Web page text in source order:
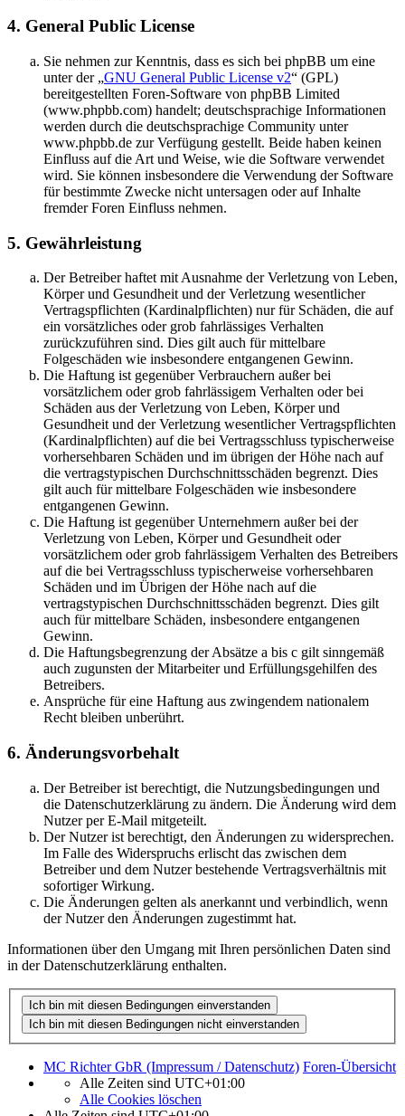
4. General Public License
Sie nehmen zur Kenntnis, dass es sich bei phpBB um eine
unter der „GNU General Public License v2“ (GPL)
bereitgestellten Foren-Software von phpBB Limited
(www.phpbb.com) handelt; deutschsprachige Informationen
werden durch die deutschsprachige Community unter
www.phpbb.de zur Verfügung gestellt. Beide haben keinen
Einfluss auf die Art und Weise, wie die Software verwendet
wird. Sie können insbesondere die Verwendung der Software
für bestimmte Zwecke nicht untersagen oder auf Inhalte
fremder Foren Einfluss nehmen.
5. Gewährleistung
Der Betreiber haftet mit Ausnahme der Verletzung von Leben,
Körper und Gesundheit und der Verletzung wesentlicher
Vertragspflichten (Kardinalpflichten) nur für Schäden, die auf
ein vorsätzliches oder grob fahrlässiges Verhalten
zurückzuführen sind. Dies gilt auch für mittelbare
Folgeschäden wie insbesondere entgangenen Gewinn.
Die Haftung ist gegenüber Verbrauchern außer bei
vorsätzlichem oder grob fahrlässigem Verhalten oder bei
Schäden aus der Verletzung von Leben, Körper und
Gesundheit und der Verletzung wesentlicher Vertragspflichten
(Kardinalpflichten) auf die bei Vertragsschluss typischerweise
vorhersehbaren Schäden und im übrigen der Höhe nach auf
die vertragstypischen Durchschnittsschäden begrenzt. Dies
gilt auch für mittelbare Folgeschäden wie insbesondere
entgangenen Gewinn.
Die Haftung ist gegenüber Unternehmern außer bei der
Verletzung von Leben, Körper und Gesundheit oder
vorsätzlichem oder grob fahrlässigem Verhalten des Betreibers
auf die bei Vertragsschluss typischerweise vorhersehbaren
Schäden und im Übrigen der Höhe nach auf die
vertragstypischen Durchschnittsschäden begrenzt. Dies gilt
auch für mittelbare Schäden, insbesondere entgangenen
Gewinn.
Die Haftungsbegrenzung der Absätze a bis c gilt sinngemäß
auch zugunsten der Mitarbeiter und Erfüllungsgehilfen des
Betreibers.
Ansprüche für eine Haftung aus zwingendem nationalem
Recht bleiben unberührt.
6. Änderungsvorbehalt
Der Betreiber ist berechtigt, die Nutzungsbedingungen und
die Datenschutzerklärung zu ändern. Die Änderung wird dem
Nutzer per E-Mail mitgeteilt.
Der Nutzer ist berechtigt, den Änderungen zu widersprechen.
Im Falle des Widerspruchs erlischt das zwischen dem
Betreiber und dem Nutzer bestehende Vertragsverhältnis mit
sofortiger Wirkung.
Die Änderungen gelten als anerkannt und verbindlich, wenn
der Nutzer den Änderungen zugestimmt hat.
Informationen über den Umgang mit Ihren persönlichen Daten sind
in der Datenschutzerklärung enthalten.
MC Richter GbR (Impressum / Datenschutz) Foren-Übersicht
Alle Zeiten sind UTC+01:00
Alle Cookies löschen